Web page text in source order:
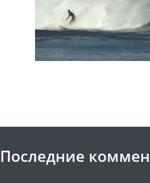
Последние